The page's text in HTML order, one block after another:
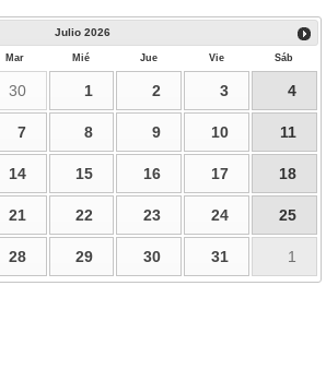
Julio 2026
Mar Mié Jue Vie Sáb
30 1 2 3 4
7 8 9 10 11
14 15 16 17 18
21 22 23 24 25
28 29 30 31 1